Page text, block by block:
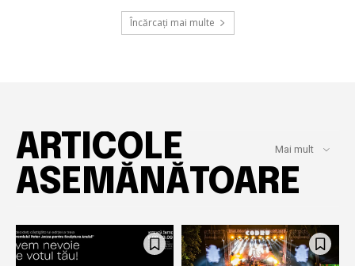
Încărcați mai multe
ARTICOLE
ASEMĂNĂTOARE
Mai mult